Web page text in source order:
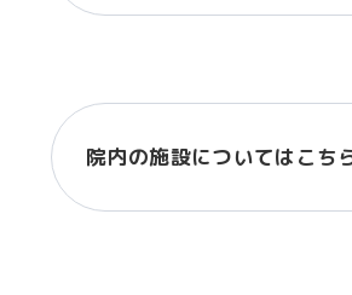
院内の施設についてはこち